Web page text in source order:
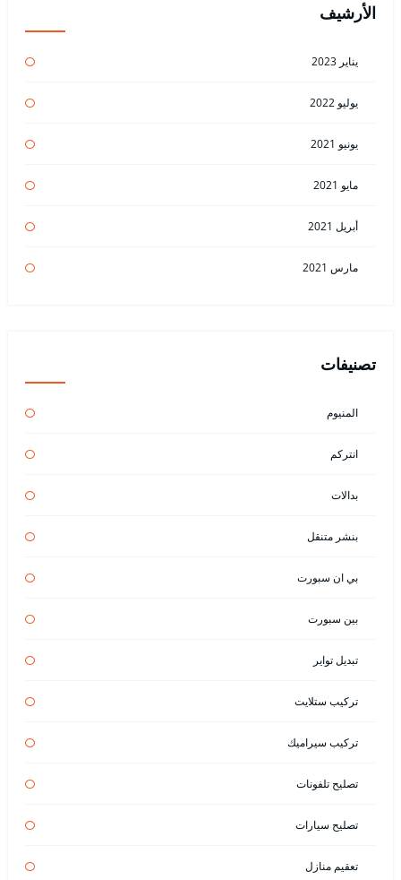
الأرشيف
يناير 2023
يوليو 2022
يونيو 2021
مايو 2021
أبريل 2021
مارس 2021
تصنيفات
المنيوم
انتركم
بدالات
بنشر متنقل
بي ان سبورت
بين سبورت
تبديل تواير
تركيب ستلايت
تركيب سيراميك
تصليح تلفونات
تصليح سيارات
تعقيم منازل